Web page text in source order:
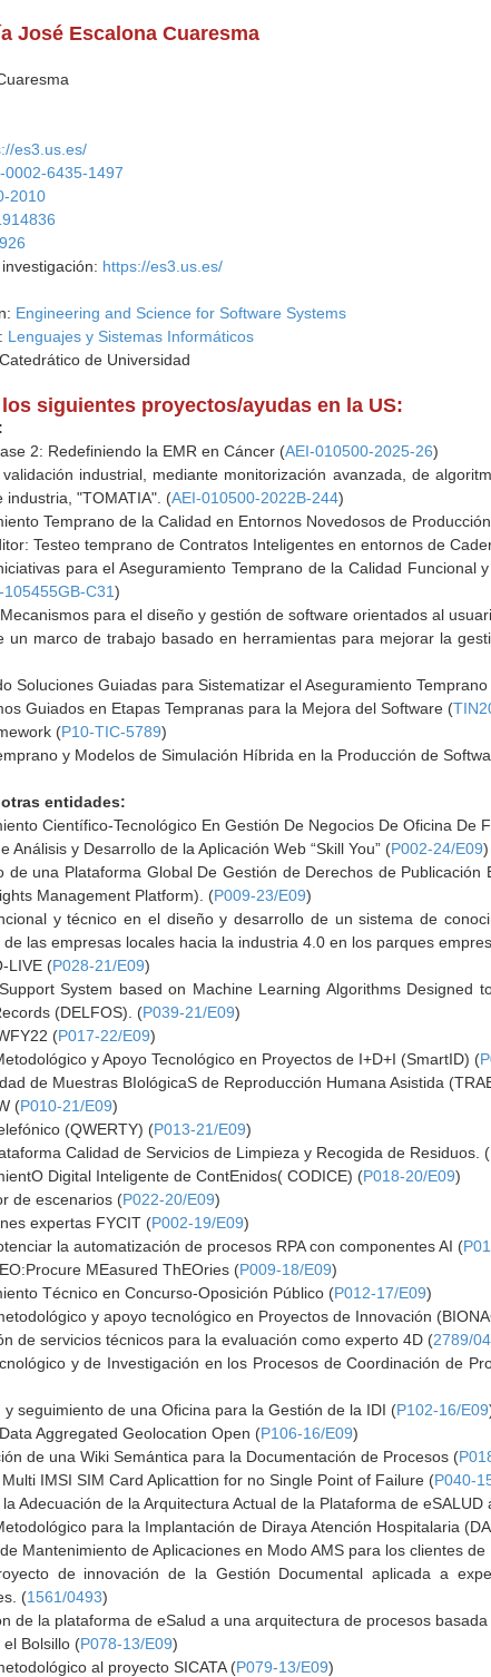
José Escalona Cuaresma
es3.us.es/
0002-6435-1497
2010
https://es3.us.es/
Engineering and Science for Software Systems
Lenguajes y Sistemas Informáticos
de Universidad
siguientes proyectos/ayudas en la US:
2: Redefiniendo la EMR en Cáncer (AEI-010500-2025-26)
industrial, mediante monitorización avanzada, de
industria, "TOMATIA". (AEI-010500-2022B-244)
Temprano de la Calidad en Entornos Novedosos de
Testeo temprano de Contratos Inteligentes en entornos de
para el Aseguramiento Temprano de la Calidad
105455GB-C31)
para el diseño y gestión de software orientados al
un marco de trabajo basado en herramientas para mejorar la
Soluciones Guiadas para Sistematizar el Aseguramiento
Guiados en Etapas Tempranas para la Mejora del Software (
(P10-TIC-5789)
y Modelos de Simulación Híbrida en la Producción de
entidades:
Científico-Tecnológico En Gestión De Negocios De Oficina De
Análisis y Desarrollo de la Aplicación Web “Skill You” (P002-24/E09)
de una Plataforma Global De Gestión de Derechos de
Management Platform). (P009-23/E09)
y técnico en el diseño y desarrollo de un sistema de
de las empresas locales hacia la industria 4.0 en los parques
LIVE (P028-21/E09)
System based on Machine Learning Algorithms Designed
(DELFOS). (P039-21/E09)
(P017-22/E09)
y Apoyo Tecnológico en Proyectos de I+D+I (SmartID) (
de Muestras BIológicaS de Reproducción Humana Asistida
(P010-21/E09)
(QWERTY) (P013-21/E09)
Calidad de Servicios de Limpieza y Recogida de Residuos. (
Digital Inteligente de ContEnidos( CODICE) (P018-20/E09)
de escenarios (P022-20/E09)
expertas FYCIT (P002-19/E09)
la automatización de procesos RPA con componentes AI (
MEasured ThEOries (P009-18/E09)
Técnico en Concurso-Oposición Público (P012-17/E09)
y apoyo tecnológico en Proyectos de Innovación
de servicios técnicos para la evaluación como experto 4D (2789/
y de Investigación en los Procesos de Coordinación de
y seguimiento de una Oficina para la Gestión de la IDI (P102-16/E09
Aggregated Geolocation Open (P106-16/E09)
de una Wiki Semántica para la Documentación de Procesos (
IMSI SIM Card Aplicattion for no Single Point of Failure (P040-
Adecuación de la Arquitectura Actual de la Plataforma de
para la Implantación de Diraya Atención Hospitalaria
Mantenimiento de Aplicaciones en Modo AMS para los clientes
de innovación de la Gestión Documental aplicada a
(1561/0493)
de la plataforma de eSalud a una arquitectura de procesos basada
el Bolsillo (P078-13/E09)
al proyecto SICATA (P079-13/E09)